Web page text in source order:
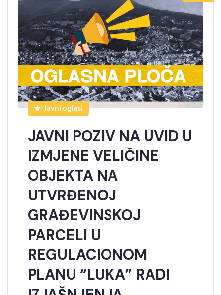
Javni oglasi
JAVNI POZIV NA UVID U
IZMJENE VELIČINE
OBJEKTA NA
UTVRĐENOJ
GRAĐEVINSKOJ
PARCELI U
REGULACIONOM
PLANU “LUKA” RADI